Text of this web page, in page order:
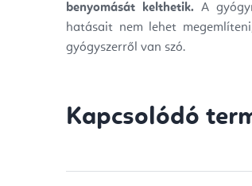
benyomását kelthetik. A
hatásait nem lehet
gyógyszerről van szó.
Kapcsolódó